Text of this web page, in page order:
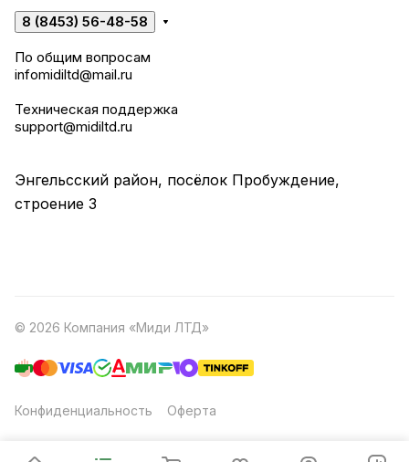
8 (8453) 56-48-58
По общим вопросам
infomidiltd@mail.ru
Техническая поддержка
support@midiltd.ru
Энгельсский район, посёлок Пробуждение,
строение 3
© 2026 Компания «Миди ЛТД»
Конфиденциальность Оферта